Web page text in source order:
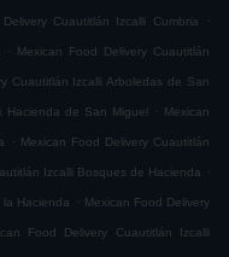
Cuautitlán Izcalli Cumbria .
. Mexican Food Delivery Cuautitlán
Cuautitlán Izcalli Arboledas de San
Hacienda de San Miguel . Mexican
. Mexican Food Delivery Cuautitlán
Izcalli Bosques de Hacienda .
Hacienda . Mexican Food Delivery
Food Delivery Cuautitlán Izcalli